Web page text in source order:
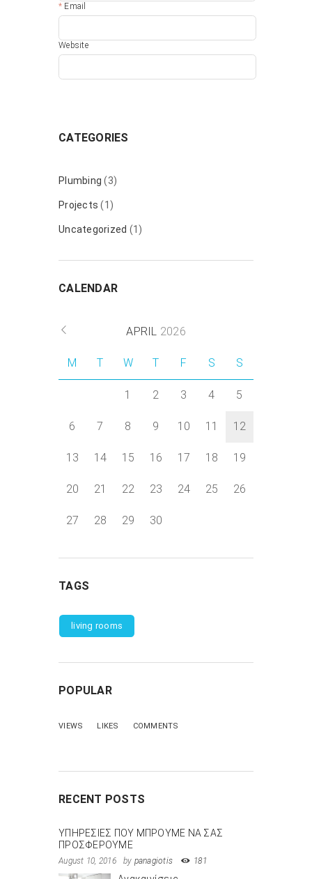
Email
Website
CATEGORIES
Plumbing (3)
Projects (1)
Uncategorized (1)
CALENDAR
APRIL 2026
M T W T F S S
1 2 3 4 5
6 7 8 9 10 11 12
13 14 15 16 17 18 19
20 21 22 23 24 25 26
27 28 29 30
TAGS
living rooms
POPULAR
VIEWS LIKES COMMENTS
RECENT POSTS
ΥΠΗΡΕΣΙΕΣ ΠΟΥ ΜΠΡΟΥΜΕ ΝΑ ΣΑΣ
ΠΡΟΣΦΕΡΟΥΜΕ
August 10, 2016 by panagiotis 181